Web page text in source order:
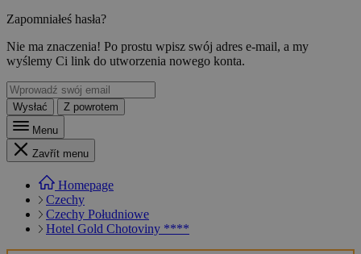
Zapomniałeś hasła?
Nie ma znaczenia! Po prostu wpisz swój adres e-mail, a my
wyślemy Ci link do utworzenia nowego konta.
Wysłać
Z powrotem
Menu
Zavřít menu
Homepage
Czechy
Czechy Południowe
Hotel Gold Chotoviny ****